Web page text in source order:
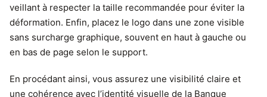
veillant à respecter la taille recommandée pour éviter la
déformation. Enfin, placez le logo dans une zone visible
sans surcharge graphique, souvent en haut à gauche ou
en bas de page selon le support.
En procédant ainsi, vous assurez une visibilité claire et
une cohérence avec l’identité visuelle de la Banque